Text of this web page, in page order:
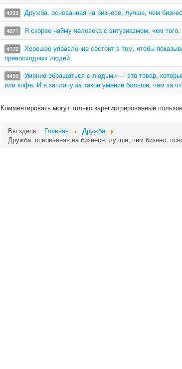
4233 Дружба, основанная на бизнесе, лучше, чем
4071 Я скорее найму человека с энтузиазмом, чем того,
4172
Хорошее управление состоит в том, чтобы
превосходных людей.
4450
Умение обращаться с людьми — это товар,
или кофе. И я заплачу за такое умение больше, чем за
Комментировать могут только зарегистрированные
Вы здесь: Главная
Дружба
Дружба, основанная на бизнесе, лучше, чем бизнес,